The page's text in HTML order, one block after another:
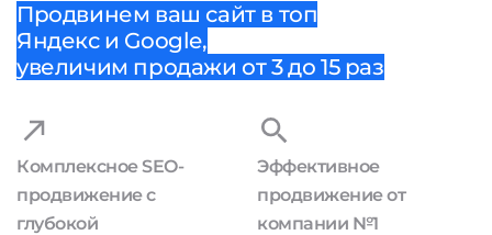
Продвинем ваш сайт в топ
Яндекс и Google,
увеличим продажи от 3 до 15 раз
Комплексное SEO-
продвижение с
глубокой
Эффективное
продвижение от
компании №1